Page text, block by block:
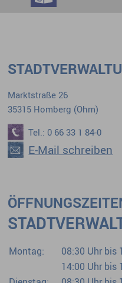
Marktstraße 26
35315 Homberg (Ohm)
Tel.: 0 66 33 1 84-0
E-Mail schreiben
Montag:
08:30 Uhr bis
14:00 Uhr bis